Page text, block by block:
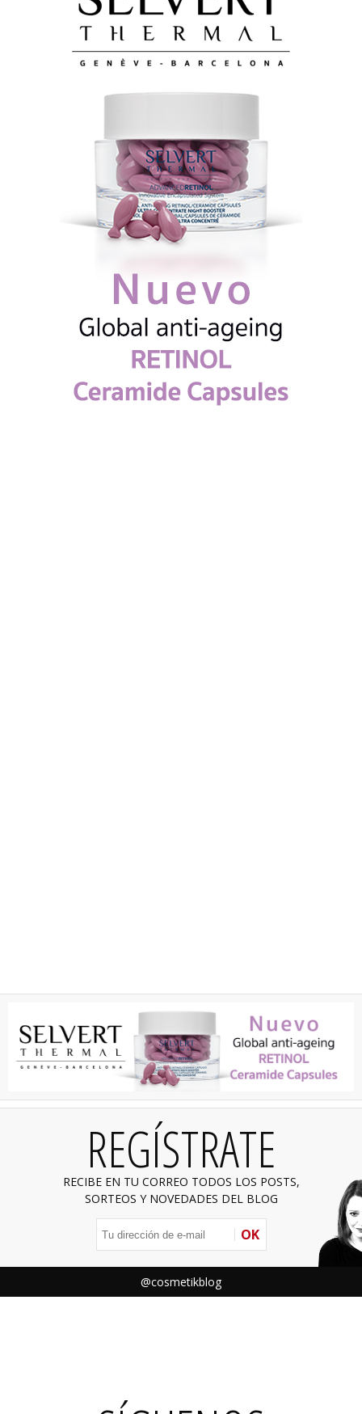
REGÍSTRATE
RECIBE EN TU CORREO TODOS LOS POSTS,
SORTEOS Y NOVEDADES DEL BLOG
OK
@cosmetikblog